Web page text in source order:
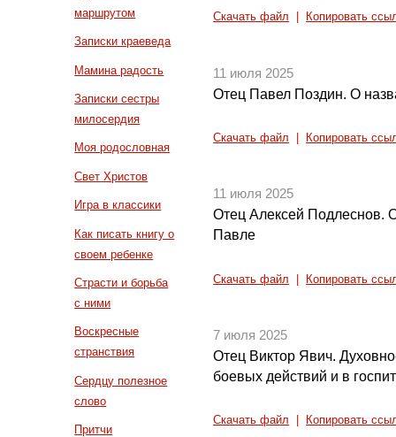
маршрутом
Записки краеведа
Мамина радость
Записки сестры
милосердия
Моя родословная
Свет Христов
Игра в классики
Как писать книгу о
своем ребенке
Страсти и борьба
с ними
Воскресные
странствия
Сердцу полезное
слово
Притчи
Скачать файл Копировать
11 июля 2025
Отец Павел Поздин. О
Скачать файл Копировать
11 июля 2025
Отец Алексей Подлеснов.
Павле
Скачать файл Копировать
7 июля 2025
Отец Виктор Явич.
боевых действий и в
Скачать файл Копировать